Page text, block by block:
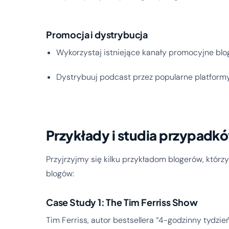
Promocja i dystrybucja
Wykorzystaj istniejące kanały promocyjne
Dystrybuuj podcast przez popularne
Przykłady i studia
Przyjrzyjmy się kilku przykładom blogerów,
blogów:
Case Study 1: The Tim Ferriss Show
Tim Ferriss, autor bestsellera “4-godzinny